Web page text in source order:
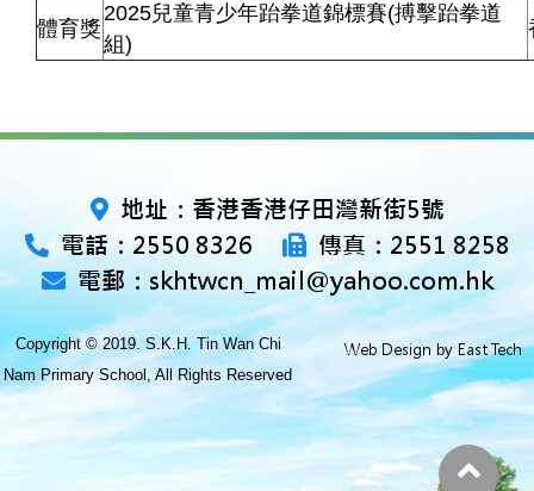
體育獎
2025兒童青少年跆拳道錦標賽(搏擊跆拳道
組)
地址：香港香港仔田灣新街5號
電話：2550 8326
傳真：2551 8258
電郵：skhtwcn_mail@yahoo.com.hk
Copyright © 2019. S.K.H. Tin Wan Chi
Nam Primary School, All Rights Reserved
Web Design by East Tech